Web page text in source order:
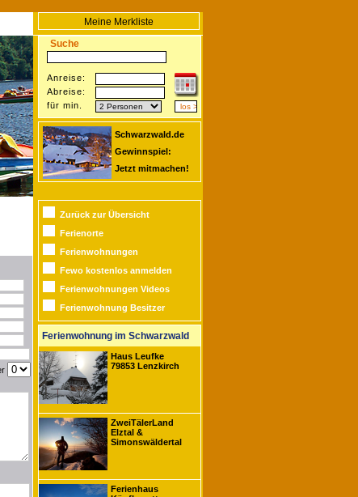
Meine Merkliste
Suche
Anreise:
Abreise:
für min.
Schwarzwald.de
Gewinnspiel:
Jetzt mitmachen!
Zurück zur Übersicht
Ferienorte
Ferienwohnungen
Fewo kostenlos anmelden
Ferienwohnungen Videos
Ferienwohnung Besitzer
Ferienwohnung im Schwarzwald
Haus Leufke
79853 Lenzkirch
ZweiTälerLand
Elztal &
Simonswäldertal
Ferienhaus